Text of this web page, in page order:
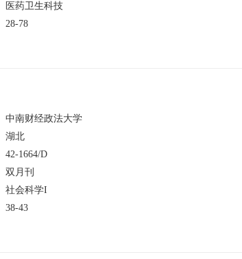
医药卫生科技
28-78
中南财经政法大学
湖北
42-1664/D
双月刊
社会科学I
38-43